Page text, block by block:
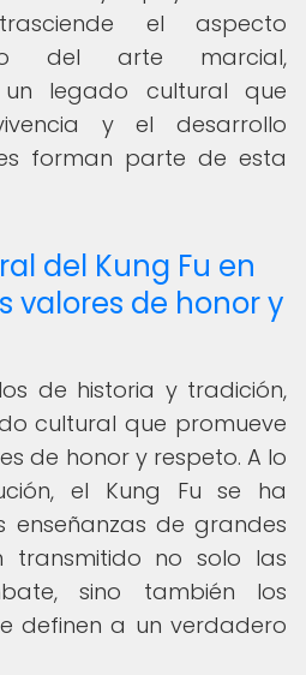
el aspecto
del arte marcial,
un legado cultural que
y el desarrollo
forman parte de esta
del Kung Fu en
valores de honor y
de historia y tradición,
cultural que promueve
de honor y respeto. A lo
el Kung Fu se ha
enseñanzas de grandes
transmitido no solo las
sino también los
definen a un verdadero